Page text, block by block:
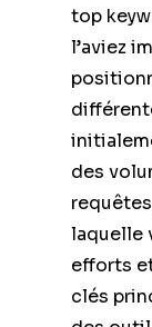
top
l’aviez
des
laquelle
efforts
clés